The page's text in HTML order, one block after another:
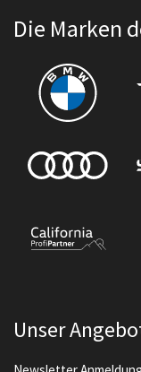
Die Marken
Unser